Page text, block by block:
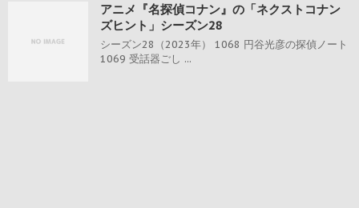
アニメ『名探偵コナン』の「ネクストコナン
ズヒント」シーズン28
シーズン28（2023年） 1068 円谷光彦の探偵ノート
1069 受話器ごし ...